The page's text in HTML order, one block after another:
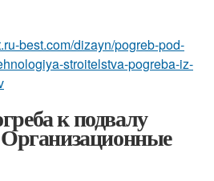
best.com/dizayn/pogreb-pod-
stroitelstva-pogreba-iz-
к подвалу